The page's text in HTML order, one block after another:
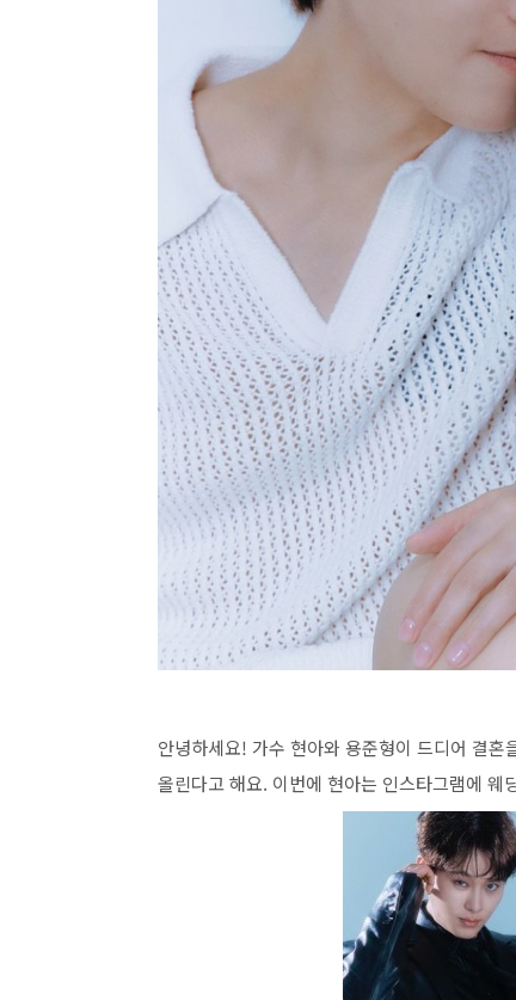
안녕하세요! 가수 현아와 용준형이 드디어 결
올린다고 해요. 이번에 현아는 인스타그램에